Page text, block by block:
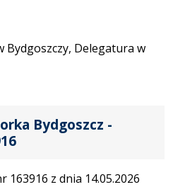
Bydgoszczy, Delegatura w
Bydgoszcz -
163916 z dnia 14.05.2026